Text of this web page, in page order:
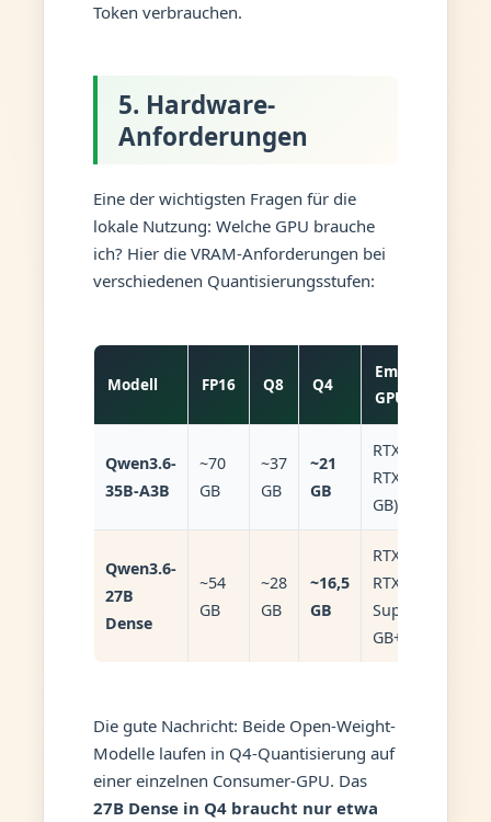
Token verbrauchen.
5. Hardware-
Anforderungen
Eine der wichtigsten Fragen für die
lokale Nutzung: Welche GPU brauche
ich? Hier die VRAM-Anforderungen bei
verschiedenen Quantisierungsstufen:
Modell FP16 Q8 Q4
Empfohlene
GPU
Qwen3.6-
35B-A3B
~70
GB
~37
GB
~21
GB
RTX 4090 /
RTX 3090 (24
GB)
Qwen3.6-
27B
Dense
~54
GB
~28
GB
~16,5
GB
RTX 3090 /
RTX 4080
Super (16
GB+)
Die gute Nachricht: Beide Open-Weight-
Modelle laufen in Q4-Quantisierung auf
einer einzelnen Consumer-GPU. Das
27B Dense in Q4 braucht nur etwa